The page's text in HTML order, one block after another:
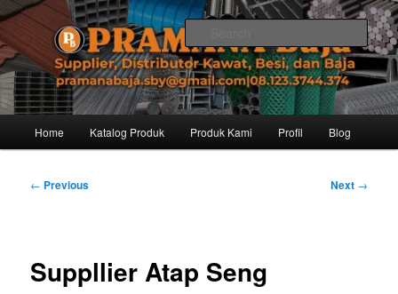
Skip
to
primary
contentPramana Baja Distributor Baja Besi
Kawat – 08.123.3744.374
Distributor dari Pabrik Besi Baja, Supplier Besi Baja, Jual besi beton. Info
dan Pemesanan hub. Ibu Rinanti 08.123.3744.374. Dgn harga yg kompetitif,
Amanah, dan pelayanan yg ramah, kami siap melayani segala kebutuhan
besi anda.
Home Katalog Produk Produk Kami Profil Blog
Post
← Previous Next →
Suppllier Atap Seng